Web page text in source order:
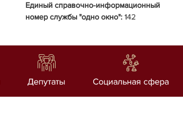
Единый справочно-информационный
номер службы "одно окно": 142
Депутаты Социальная сфера